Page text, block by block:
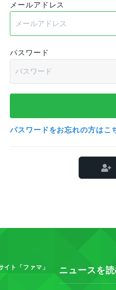
メールアドレス
パスワード
パスワードをお忘れの方はこ
ト「ファマ」 ニュースを読